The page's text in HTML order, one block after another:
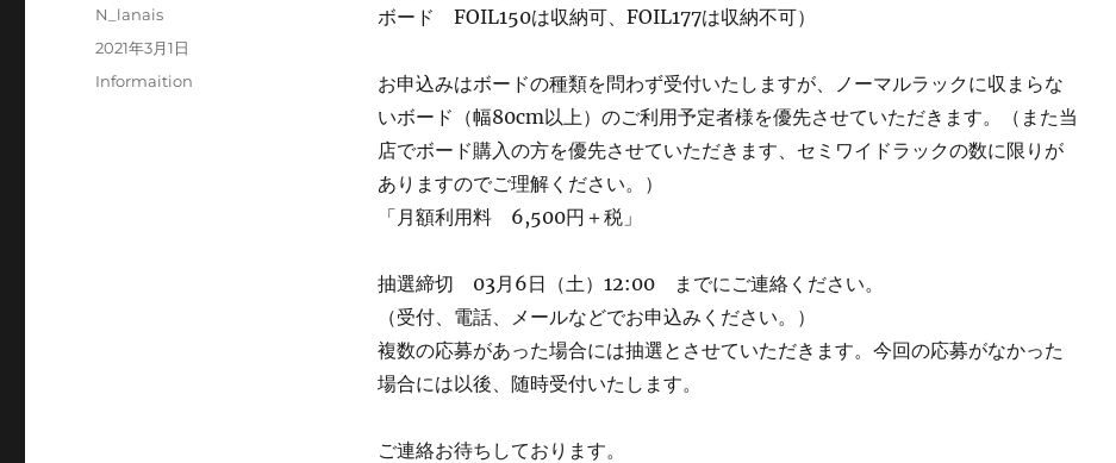
ボード FOIL150は収納可、FOIL177は収納不可）
お申込みはボードの種類を問わず受付いたしますが、ノーマルラックに収まらな
いボード（幅80cm以上）のご利用予定者様を優先させていただきます。（また当
店でボード購入の方を優先させていただきます、セミワイドラックの数に限りが
ありますのでご理解ください。）
「月額利用料 6,500円＋税」
抽選締切 03月6日（土）12:00 までにご連絡ください。
（受付、電話、メールなどでお申込みください。）
複数の応募があった場合には抽選とさせていただきます。今回の応募がなかった
場合には以後、随時受付いたします。
ご連絡お待ちしております。
投
N_lanais
投
2021年3月1日
カ
Informaition